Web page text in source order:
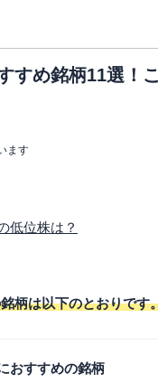
すめ銘柄11選！
ます
低位株は？
柄は以下のとおりです
おすすめの銘柄